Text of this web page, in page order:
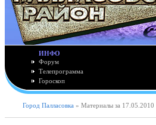
ИНФО
Форум
Телепрограмма
Гороскоп
Город Палласовка » Материалы за 17.05.2010